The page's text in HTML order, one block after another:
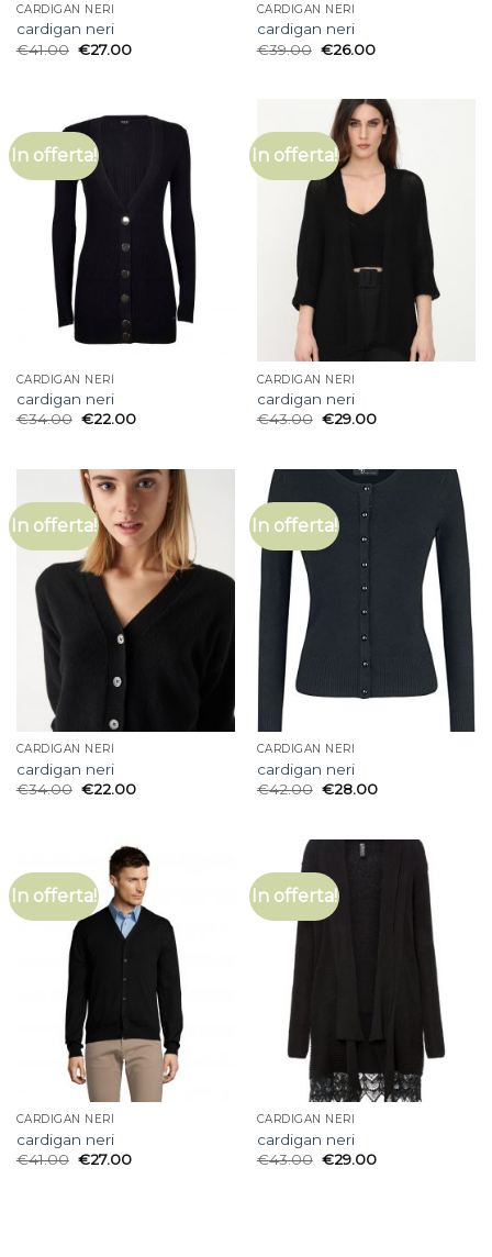
CARDIGAN NERI
cardigan neri
€41.00 €27.00
CARDIGAN NERI
cardigan neri
€39.00 €26.00
In offerta!
CARDIGAN NERI
cardigan neri
€34.00 €22.00
In offerta!
CARDIGAN NERI
cardigan neri
€43.00 €29.00
In offerta!
CARDIGAN NERI
cardigan neri
€34.00 €22.00
In offerta!
CARDIGAN NERI
cardigan neri
€42.00 €28.00
In offerta!
CARDIGAN NERI
cardigan neri
€41.00 €27.00
In offerta!
CARDIGAN NERI
cardigan neri
€43.00 €29.00